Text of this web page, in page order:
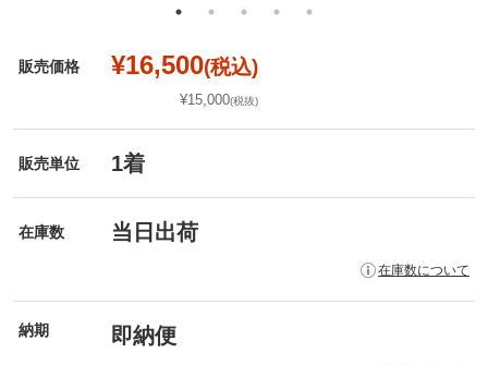
販売価格 ¥16,500(税込)
¥15,000(税抜)
販売単位 1着
在庫数 当日出荷
在庫数について
納期 即納便